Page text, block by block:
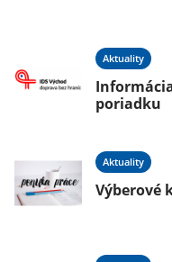
Aktuality
poriadku
Aktuality
Výberové